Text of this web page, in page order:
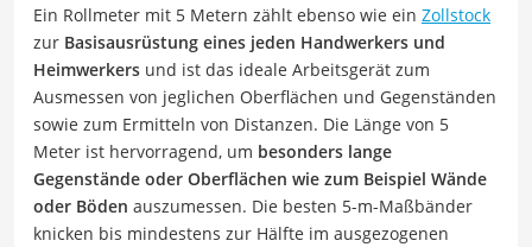
Ein Rollmeter mit 5 Metern zählt ebenso wie ein Zollstock
zur Basisausrüstung eines jeden Handwerkers und
Heimwerkers und ist das ideale Arbeitsgerät zum
Ausmessen von jeglichen Oberflächen und Gegenständen
sowie zum Ermitteln von Distanzen. Die Länge von 5
Meter ist hervorragend, um besonders lange
Gegenstände oder Oberflächen wie zum Beispiel Wände
oder Böden auszumessen. Die besten 5-m-Maßbänder
knicken bis mindestens zur Hälfte im ausgezogenen